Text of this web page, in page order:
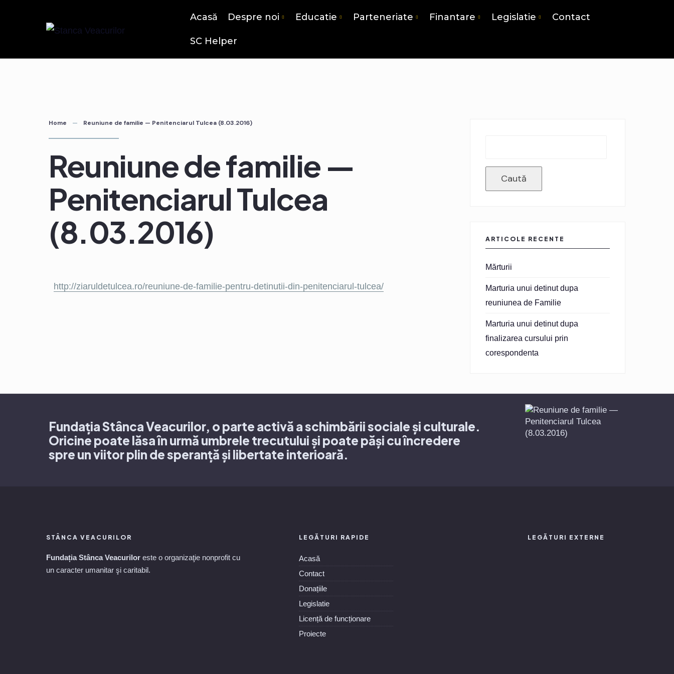
Acasă Despre noi Educatie Parteneriate Finantare Legislatie Contact
SC Helper
Home Reuniune de familie — Penitenciarul Tulcea (8.03.2016)
Reuniune de familie —
Penitenciarul Tulcea
(8.03.2016)
http://ziaruldetulcea.ro/reuniune-de-familie-pentru-detinutii-din-penitenciarul-tulcea/
Caută
ARTICOLE RECENTE
Mărturii
Marturia unui detinut dupa
reuniunea de Familie
Marturia unui detinut dupa
finalizarea cursului prin
corespondenta
Fundația Stânca Veacurilor, o parte activă a schimbării sociale și culturale.
Oricine poate lăsa în urmă umbrele trecutului și poate păși cu încredere
spre un viitor plin de speranță și libertate interioară.
STÂNCA VEACURILOR
Fundația Stânca Veacurilor este o organizaţie nonprofit cu
un caracter umanitar şi caritabil.
LEGĂTURI RAPIDE
Acasă
Contact
Donațiile
Legislatie
Licență de funcționare
Proiecte
LEGĂTURI EXTERNE